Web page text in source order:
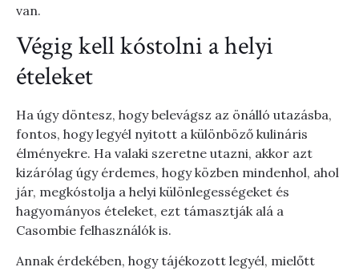
van.
Végig kell kóstolni a helyi
ételeket
Ha úgy döntesz, hogy belevágsz az önálló utazásba,
fontos, hogy legyél nyitott a különböző kulináris
élményekre. Ha valaki szeretne utazni, akkor azt
kizárólag úgy érdemes, hogy közben mindenhol, ahol
jár, megkóstolja a helyi különlegességeket és
hagyományos ételeket, ezt támasztják alá a
Casombie felhasználók is.
Annak érdekében, hogy tájékozott legyél, mielőtt